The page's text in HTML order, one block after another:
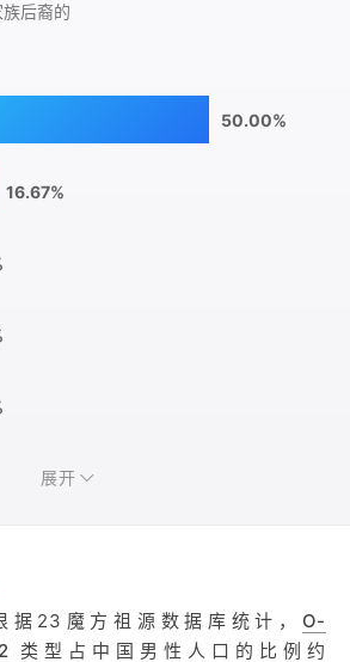
后裔的
50.00%
16.67%
展开
据23魔方祖源数据库统计， O-
类型占中国男性人口的比例约